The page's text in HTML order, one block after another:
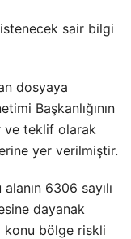
sair bilgi
dosyaya
Başkanlığının
ve teklif olarak
yer verilmiştir.
6306 sayılı
dayanak
konu bölge riskli